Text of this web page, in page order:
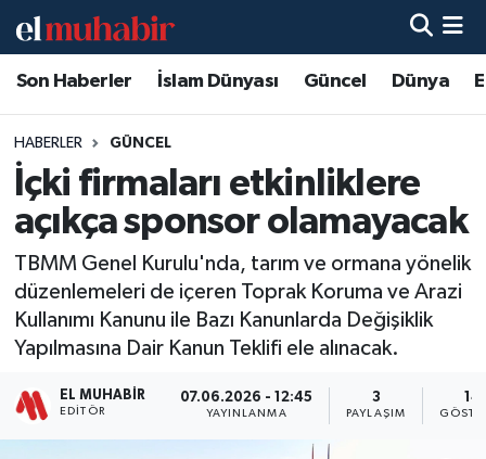
Son Haberler İslam Dünyası Güncel Dünya
HABERLER GÜNCEL
İçki firmaları etkinliklere
açıkça sponsor olamayacak
TBMM Genel Kurulu'nda, tarım ve ormana yönelik
düzenlemeleri de içeren Toprak Koruma ve Arazi
Kullanımı Kanunu ile Bazı Kanunlarda Değişiklik
Yapılmasına Dair Kanun Teklifi ele alınacak.
EL MUHABIR
EDITÖR
07.06.2026 - 12:45
YAYINLANMA
3
PAYLAŞIM
14
Hava Durumu
Trafik Durumu
Süper Lig Puan Durumu ve Fikstür
Son Dakika Haberleri
Haber Arşivi